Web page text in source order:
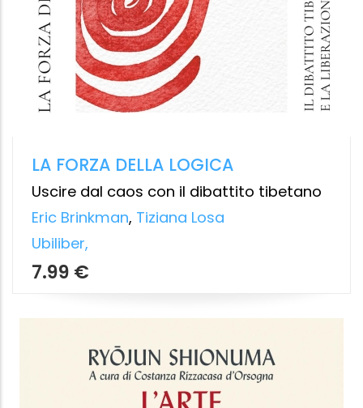
SENZA NULLA DI PROPRIO
Pietro Maranesi
Aboca
16.99 €